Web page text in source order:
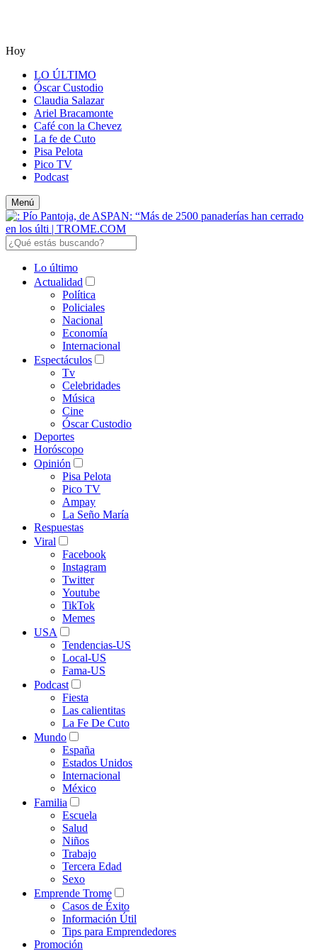
Hoy
LO ÚLTIMO
Óscar Custodio
Claudia Salazar
Ariel Bracamonte
Café con la Chevez
La fe de Cuto
Pisa Pelota
Pico TV
Podcast
Menú
Lo último
Actualidad
Política
Policiales
Nacional
Economía
Internacional
Espectáculos
Tv
Celebridades
Música
Cine
Óscar Custodio
Deportes
Horóscopo
Opinión
Pisa Pelota
Pico TV
Ampay
La Seño María
Respuestas
Viral
Facebook
Instagram
Twitter
Youtube
TikTok
Memes
USA
Tendencias-US
Local-US
Fama-US
Podcast
Fiesta
Las calientitas
La Fe De Cuto
Mundo
España
Estados Unidos
Internacional
México
Familia
Escuela
Salud
Niños
Trabajo
Tercera Edad
Sexo
Emprende Trome
Casos de Éxito
Información Útil
Tips para Emprendedores
Promoción